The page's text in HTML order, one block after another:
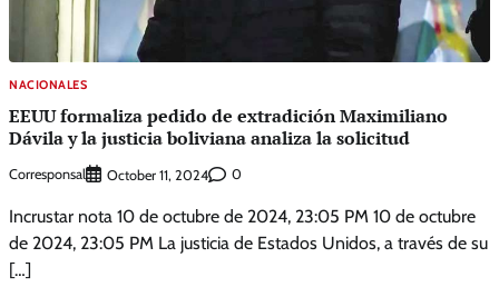
NACIONALES
EEUU formaliza pedido de extradición Maximiliano
Dávila y la justicia boliviana analiza la solicitud
Corresponsal October 11, 2024 0
Incrustar nota 10 de octubre de 2024, 23:05 PM 10 de octubre
de 2024, 23:05 PM La justicia de Estados Unidos, a través de su
[…]